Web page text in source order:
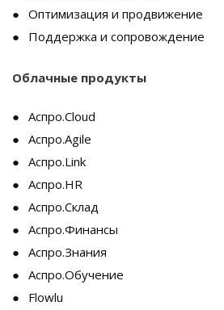
Оптимизация и продвижение
Поддержка и сопровождение
Облачные продукты
Аспро.Cloud
Аспро.Agile
Аспро.Link
Аспро.HR
Аспро.Склад
Аспро.Финансы
Аспро.Знания
Аспро.Обучение
Flowlu